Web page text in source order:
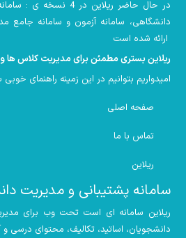
در حال حاضر ریلاین در 4
دانشگاهی، سامانه آزمون و سامانه جامع
ریلاین بستری مطمئن برای مدیریت کلاس ها
امیدواریم بتوانیم در این زمینه راهنمای خوبی
صفحه اصلی
تماس با ما
ریلاین
سامانه پشتیبانی و مدیریت
ریلاین سامانه ای است تحت وب برای
دانشجویان، اساتید، تکالیف، محتوای درسی و